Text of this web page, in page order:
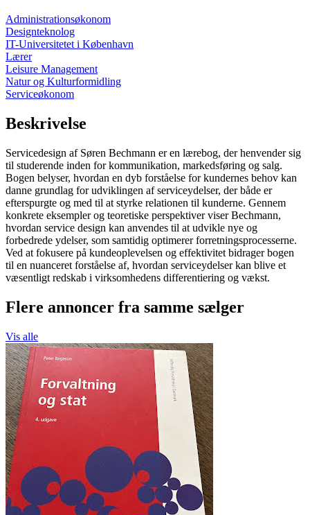
Administrationsøkonom
Designteknolog
IT-Universitetet i København
Lærer
Leisure Management
Natur og Kulturformidling
Serviceøkonom
Beskrivelse
Servicedesign af Søren Bechmann er en lærebog, der henvender sig
til studerende inden for kommunikation, markedsføring og salg.
Bogen belyser, hvordan en dyb forståelse for kundernes behov kan
danne grundlag for udviklingen af serviceydelser, der både er
efterspurgte og med til at styrke relationen til kunderne. Gennem
konkrete eksempler og teoretiske perspektiver viser Bechmann,
hvordan service design kan anvendes til at udvikle nye og
forbedrede ydelser, som samtidig optimerer forretningsprocesserne.
Ved at fokusere på kundeoplevelsen og effektivitet bidrager bogen
til en nuanceret forståelse af, hvordan serviceydelser kan blive et
væsentligt redskab i virksomhedens differentiering og vækst.
Flere annoncer fra samme sælger
Vis alle